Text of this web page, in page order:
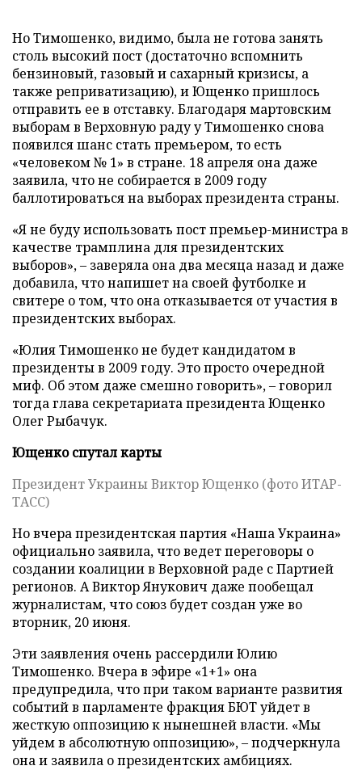
Но Тимошенко, видимо, была не готова занять
столь высокий пост (достаточно вспомнить
бензиновый, газовый и сахарный кризисы, а
также реприватизацию), и Ющенко пришлось
отправить ее в отставку. Благодаря мартовским
выборам в Верховную раду у Тимошенко снова
появился шанс стать премьером, то есть
«человеком № 1» в стране. 18 апреля она даже
заявила, что не собирается в 2009 году
баллотироваться на выборах президента страны.
«Я не буду использовать пост премьер-министра в
качестве трамплина для президентских
выборов», – заверяла она два месяца назад и даже
добавила, что напишет на своей футболке и
свитере о том, что она отказывается от участия в
президентских выборах.
«Юлия Тимошенко не будет кандидатом в
президенты в 2009 году. Это просто очередной
миф. Об этом даже смешно говорить», – говорил
тогда глава секретариата президента Ющенко
Олег Рыбачук.
Ющенко спутал карты
Президент Украины Виктор Ющенко (фото ИТАР-
ТАСС)
Но вчера президентская партия «Наша Украина»
официально заявила, что ведет переговоры о
создании коалиции в Верховной раде с Партией
регионов. А Виктор Янукович даже пообещал
журналистам, что союз будет создан уже во
вторник, 20 июня.
Эти заявления очень рассердили Юлию
Тимошенко. Вчера в эфире «1+1» она
предупредила, что при таком варианте развития
событий в парламенте фракция БЮТ уйдет в
жесткую оппозицию к нынешней власти. «Мы
уйдем в абсолютную оппозицию», – подчеркнула
она и заявила о президентских амбициях.